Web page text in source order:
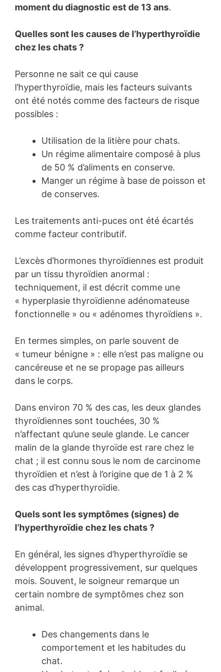
moment du diagnostic est de 13 ans.
Quelles sont les causes de l’hyperthyroïdie
chez les chats ?
Personne ne sait ce qui cause
l’hyperthyroïdie, mais les facteurs suivants
ont été notés comme des facteurs de risque
possibles :
Utilisation de la litière pour chats.
Un régime alimentaire composé à plus
de 50 % d’aliments en conserve.
Manger un régime à base de poisson et
de conserves.
Les traitements anti-puces ont été écartés
comme facteur contributif.
L’excès d’hormones thyroïdiennes est produit
par un tissu thyroïdien anormal :
techniquement, il est décrit comme une
« hyperplasie thyroïdienne adénomateuse
fonctionnelle » ou « adénomes thyroïdiens ».
En termes simples, on parle souvent de
« tumeur bénigne » : elle n’est pas maligne ou
cancéreuse et ne se propage pas ailleurs
dans le corps.
Dans environ 70 % des cas, les deux glandes
thyroïdiennes sont touchées, 30 %
n’affectant qu’une seule glande. Le cancer
malin de la glande thyroïde est rare chez le
chat ; il est connu sous le nom de carcinome
thyroïdien et n’est à l’origine que de 1 à 2 %
des cas d’hyperthyroïdie.
Quels sont les symptômes (signes) de
l’hyperthyroïdie chez les chats ?
En général, les signes d’hyperthyroïdie se
développent progressivement, sur quelques
mois. Souvent, le soigneur remarque un
certain nombre de symptômes chez son
animal.
Des changements dans le
comportement et les habitudes du
chat.